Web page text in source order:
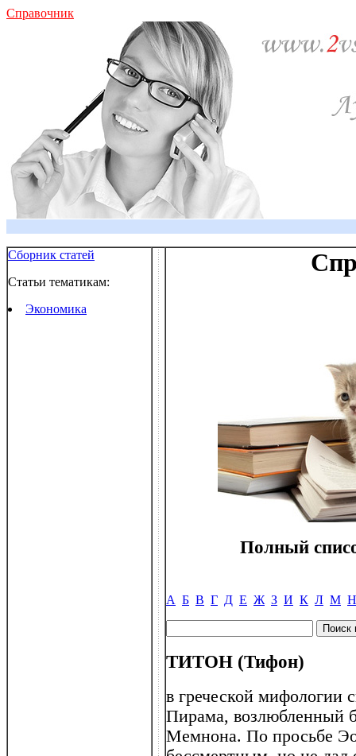
Справочник
Сборник статей
Статьи тематикам:
Экономика
Полный
А Б В Г Д Е Ж З И К Л М Н
ТИТОН (Тифон)
в греческой мифологии
Пирама, возлюбленный
Мемнона. По просьбе